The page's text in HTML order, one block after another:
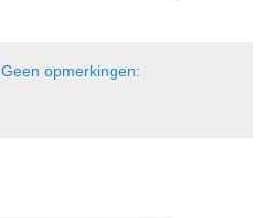
Geen opmerkingen: